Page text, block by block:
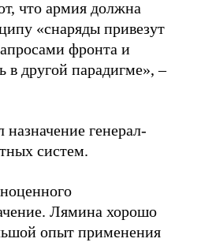
что армия должна
«снаряды привезут
фронта и
в другой парадигме», –
генерал-
систем.
Лямина хорошо
опыт применения